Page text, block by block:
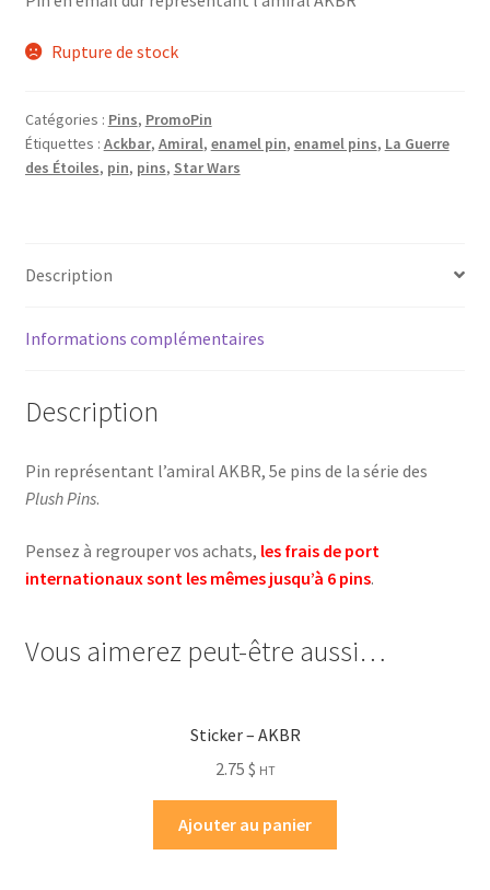
Rupture de stock
Catégories : Pins, PromoPin
Étiquettes : Ackbar, Amiral, enamel pin, enamel pins, La Guerre
des Étoiles, pin, pins, Star Wars
Description
Informations complémentaires
Description
Pin représentant l’amiral AKBR, 5e pins de la série des
Plush Pins.
Pensez à regrouper vos achats, les frais de port
internationaux sont les mêmes jusqu’à 6 pins.
Vous aimerez peut-être aussi…
Sticker – AKBR
2.75 $ HT
Ajouter au panier